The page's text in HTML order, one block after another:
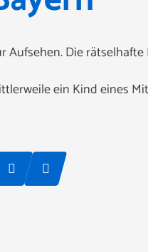
Die
ein Kind eines